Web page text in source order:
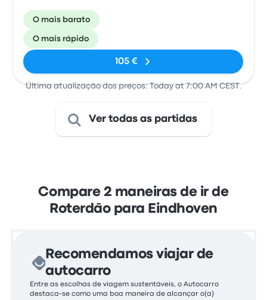
O mais barato
O mais rápido
105 €
Última atualização dos preços: Today at 7:00 AM CEST.
Ver todas as partidas
Compare 2 maneiras de ir de
Roterdão para Eindhoven
Recomendamos viajar de
autocarro
Entre as escolhas de viagem sustentáveis, o Autocarro
destaca-se como uma boa maneira de alcançar o(a)